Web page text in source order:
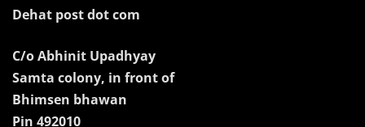
Dehat post dot com
C/o Abhinit Upadhyay
Samta colony, in front of
Bhimsen bhawan
Pin 492010